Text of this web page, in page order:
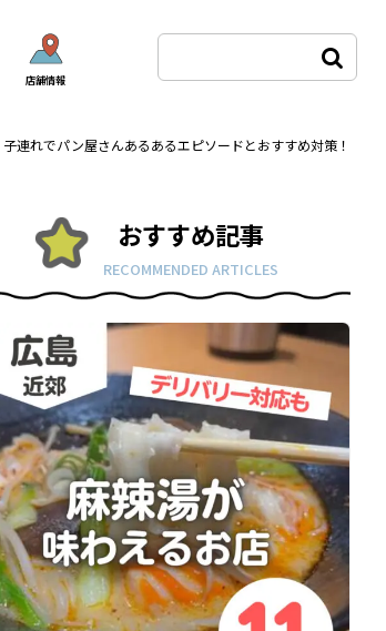
店舗情報
子連れでパン屋さんあるあるエピソードとおすすめ対策！
おすすめ記事
RECOMMENDED ARTICLES